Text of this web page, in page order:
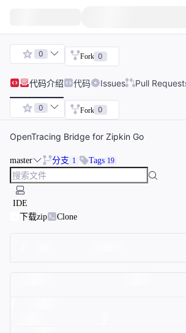
0 Fork 0
代码介绍 代码 Issues Pull
0 Fork 0
OpenTracing Bridge for Zipkin Go
master 分支 1 Tags 19
IDE
下载zip
Clone